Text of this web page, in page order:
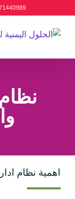
to
content
اهمية نظام